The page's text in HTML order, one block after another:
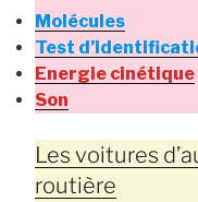
Molécules
Test
Energie cinétique
Son
Les voitures
routière